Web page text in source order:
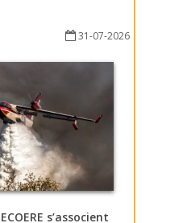
31-07-2026
s’associent